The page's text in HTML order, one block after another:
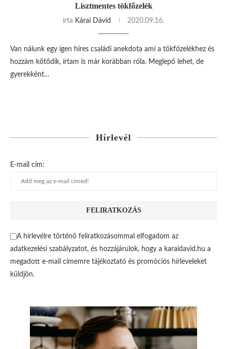
Lisztmentes tökfőzelék
írta Kárai Dávid 2020.09.16.
Van nálunk egy igen híres családi anekdota ami a tökfőzelékhez és
hozzám kötődik, írtam is már korábban róla. Meglepő lehet, de
gyerekként…
Hírlevél
E-mail cím:
A hírlevélre történő feliratkozásommal elfogadom az
adatkezelési szabályzatot, és hozzájárulok, hogy a karaidavid.hu a
megadott e-mail címemre tájékoztató és promóciós hírleveleket
küldjön.